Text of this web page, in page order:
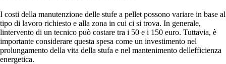
I costi della manutenzione delle stufe a pellet possono variare in base al
tipo di lavoro richiesto e alla zona in cui ci si trova. In generale,
lintervento di un tecnico può costare tra i 50 e i 150 euro. Tuttavia, è
importante considerare questa spesa come un investimento nel
prolungamento della vita della stufa e nel mantenimento dellefficienza
energetica.